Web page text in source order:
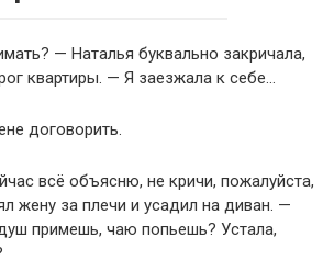
— Наталья буквально закричала,
квартиры. — Я заезжала к себе…
договорить.
всё объясню, не кричи, пожалуйста,
жену за плечи и усадил на диван. —
примешь, чаю попьешь? Устала,